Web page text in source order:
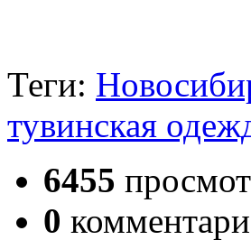
Теги:
тувинская
6455
0